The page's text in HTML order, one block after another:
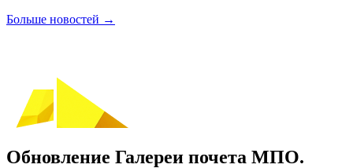
Больше новостей →
Обновление Галереи почета МПО.